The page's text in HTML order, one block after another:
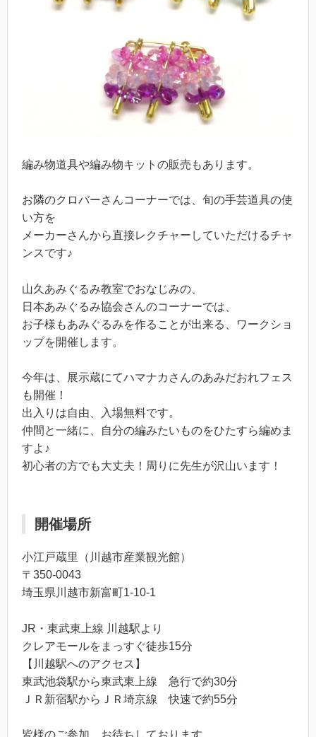
編み物道具や編み物キットの販売もあります。
お隣のクロバーさんコーナーでは、旬の手芸道具の使
い方を
メーカーさんから直接レクチャーしていただけるチャ
ンスです♪
山久あみぐるみ教室でおなじみの、
日本あみぐるみ協会さんのコーナーでは、
お子様もあみぐるみを作ることが出来る、ワークショ
ップを開催します。
今年は、展示蔵にてハマナカさんのあみだおれフェス
も開催！
出入りは自由、入場無料です。
仲間と一緒に、自分の編みたいものをひたすら編めま
すよ♪
初心者の方でも大丈夫！周りに先生が沢山います！
開催場所
小江戸蔵里（川越市産業観光館）
〒350-0043
埼玉県川越市新富町1-10-1
JR・東武東上線 川越駅より
クレアモールをまっすぐ徒歩15分
【川越駅へのアクセス】
東武池袋駅から東武東上線 急行で約30分
ＪＲ新宿駅からＪＲ埼京線 快速で約55分